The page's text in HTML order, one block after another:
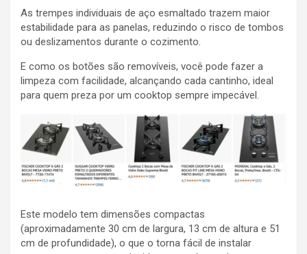
As trempes individuais de aço esmaltado trazem maior
estabilidade para as panelas, reduzindo o risco de tombos
ou deslizamentos durante o cozimento.
E como os botões são removíveis, você pode fazer a
limpeza com facilidade, alcançando cada cantinho, ideal
para quem preza por um cooktop sempre impecável.
Este modelo tem dimensões compactas
(aproximadamente 30 cm de largura, 13 cm de altura e 51
cm de profundidade), o que o torna fácil de instalar